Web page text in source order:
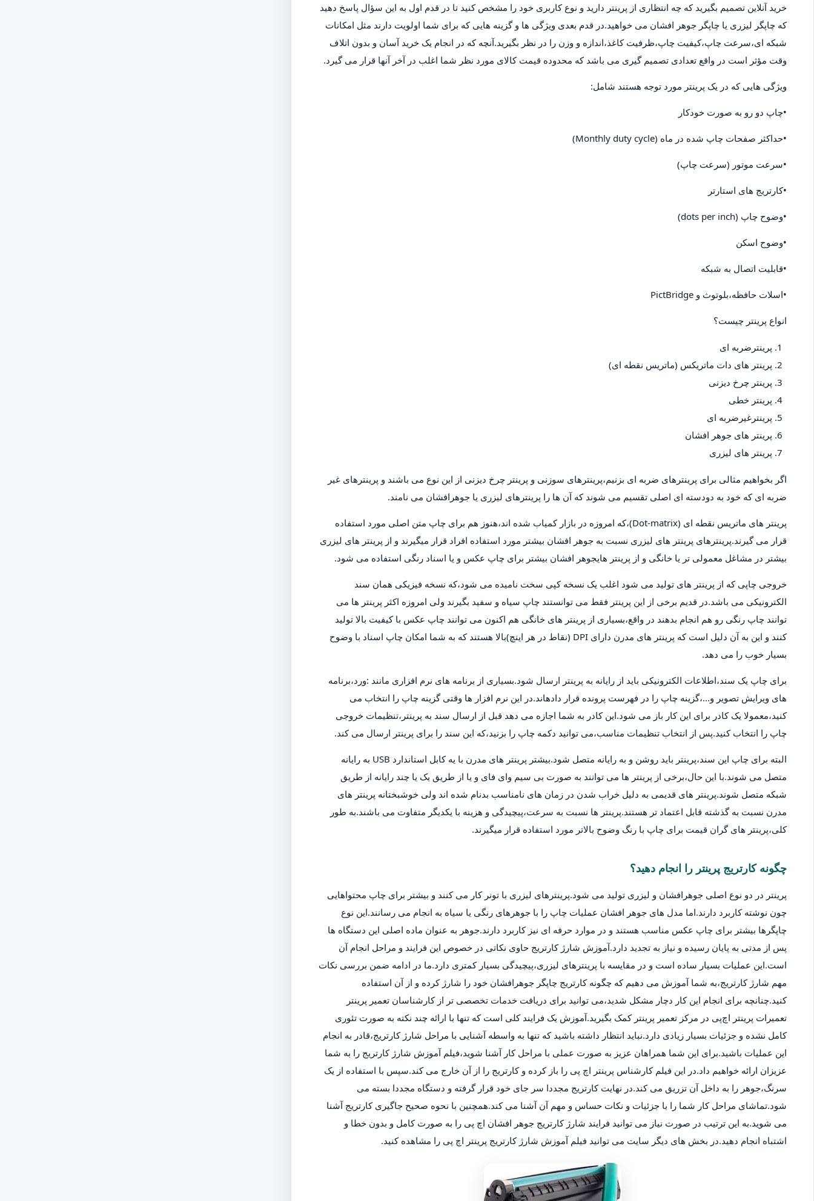
خرید آنلاین تصمیم بگیرید که چه انتظاری از پرینتر دارید و نوع کاربری خود را مشخص کنید تا در قدم اول به این سؤال پاسخ دهید
که چاپگر لیزری یا چاپگر جوهر افشان می خواهید.در قدم بعدی ویژگی ها و گزینه هایی که برای شما اولویت دارند مثل امکانات
شبکه ای،سرعت چاپ،کیفیت چاپ،ظرفیت کاغذ،اندازه و وزن را در نظر بگیرید.آنچه که در انجام یک خرید آسان و بدون اتلاف
وقت مؤثر است در واقع تعدادی تصمیم گیری می باشد که محدوده قیمت کالای مورد نظر شما اغلب در آخر آنها قرار می گیرد.
ویژگی هایی که در یک پرینتر مورد توجه هستند شامل:
•چاپ دو رو به صورت خودکار
•حداکثر صفحات چاپ شده در ماه (Monthly duty cycle)
•سرعت موتور (سرعت چاپ)
•کارتریج های استارتر
•وضوح چاپ (dots per inch)
•وضوح اسکن
•قابلیت اتصال به شبکه
•اسلات حافظه،بلوتوث و PictBridge
انواع پرینتر چیست؟
پرینترضربه ای
پرینتر های دات ماتریکس (ماتریس نقطه ای)
پرینتر چرخ دیزنی
پرینتر خطی
پرینترغیرضربه ای
پرینتر های جوهر افشان
پرینتر های لیزری
اگر بخواهیم مثالی برای پرینترهای ضربه ای بزنیم،پرینترهای سوزنی و پرینتر چرخ دیزنی از این نوع می باشند و پرینترهای غیر
ضربه ای که خود به دودسته ای اصلی تقسیم می شوند که آن ها را پرینترهای لیزری یا جوهرافشان می نامند.
پرینتر های ماتریس نقطه ای (Dot-matrix)،که امروزه در بازار کمیاب شده اند،هنوز هم برای چاپ متن اصلی مورد استفاده
قرار می گیرند.پرینترهای پرینتر های لیزری نسبت به جوهر افشان بیشتر مورد استفاده افراد قرار میگیرند و از پرینتر های لیزری
بیشتر در مشاغل معمولی تر یا خانگی و از پرینتر هایجوهر افشان بیشتر برای چاپ عکس و یا اسناد رنگی استفاده می شود.
خروجی چاپی که از پرینتر های تولید می شود اغلب یک نسخه کپی سخت نامیده می شود،که نسخه فیزیکی همان سند
الکترونیکی می باشد.در قدیم برخی از این پرینتر فقط می توانستند چاپ سیاه و سفید بگیرند ولی امروزه اکثر پرینتر ها می
توانند چاپ رنگی رو هم انجام بدهند در واقع،بسیاری از پرینتر های خانگی هم اکنون می توانند چاپ عکس با کیفیت بالا تولید
کنند و این به آن دلیل است که پرینتر های مدرن دارای DPI (نقاط در هر اینچ)بالا هستند که به شما امکان چاپ اسناد با وضوح
بسیار خوب را می دهد.
برای چاپ یک سند،اطلاعات الکترونیکی باید از رایانه به پرینتر ارسال شود.بسیاری از برنامه های نرم افزاری مانند :ورد،برنامه
های ویرایش تصویر و...،گزینه چاپ را در فهرست پرونده قرار دادهاند.در این نرم افزار ها وقتی گزینه چاپ را انتخاب می
کنید،معمولا یک کادر برای این کار باز می شود.این کادر به شما اجازه می دهد قبل از ارسال سند به پرینتر،تنظیمات خروجی
چاپ را انتخاب کنید.پس از انتخاب تنظیمات مناسب،می توانید دکمه چاپ را بزنید،که این سند را برای پرینتر ارسال می کند.
البته برای چاپ این سند،پرینتر باید روشن و به رایانه متصل شود.بیشتر پرینتر های مدرن با یه کابل استاندارد USB به رایانه
متصل می شوند.با این حال،برخی از پرینتر ها می توانند به صورت بی سیم وای فای و یا از طریق یک یا چند رایانه از طریق
شبکه متصل شوند.پرینتر های قدیمی به دلیل خراب شدن در زمان های نامناسب بدنام شده اند ولی خوشبختانه پرینتر های
مدرن نسبت به گذشته قابل اعتماد تر هستند.پرینتر ها نسبت به سرعت،پیچیدگی و هزینه با یکدیگر متفاوت می باشند.به طور
کلی،پرینتر های گران قیمت برای چاپ با رنگ وضوح بالاتر مورد استفاده قرار میگیرند.
چگونه کارتریج پرینتر را انجام دهید؟
پرینتر در دو نوع اصلی جوهرافشان و لیزری تولید می شود.پرینترهای لیزری با تونر کار می کنند و بیشتر برای چاپ محتواهایی
چون نوشته کاربرد دارند.اما مدل های جوهر افشان عملیات چاپ را با جوهرهای رنگی یا سیاه به انجام می رسانند.این نوع
چاپگرها بیشتر برای چاپ عکس مناسب هستند و در موارد حرفه ای نیز کاربرد دارند.جوهر به عنوان ماده اصلی این دستگاه ها
پس از مدتی به پایان رسیده و نیاز به تجدید دارد.آموزش شارژ کارتریج حاوی نکاتی در خصوص این فرایند و مراحل انجام آن
است.این عملیات بسیار ساده است و در مقایسه با پرینترهای لیزری،پیچیدگی بسیار کمتری دارد.ما در ادامه ضمن بررسی نکات
مهم شارژ کارتریج،به شما آموزش می دهیم که چگونه کارتریج چاپگر جوهرافشان خود را شارژ کرده و از آن استفاده
کنید.چنانچه برای انجام این کار دچار مشکل شدید،می توانید برای دریافت خدمات تخصصی تر از کارشناسان تعمیر پرینتر
تعمیرات پرینتر اچ‌پی در مرکز تعمیر پرینتر کمک بگیرید.آموزش یک فرایند کلی است که تنها با ارائه چند نکته به صورت تئوری
کامل نشده و جزئیات بسیار زیادی دارد.نباید انتظار داشته باشید که تنها به واسطه آشنایی با مراحل شارژ کارتریج،قادر به انجام
این عملیات باشید.برای این شما همراهان عزیز به صورت عملی با مراحل کار آشنا شوید،فیلم آموزش شارژ کارتریج را به شما
عزیزان ارائه خواهیم داد.در این فیلم کارشناس پرینتر اچ پی را باز کرده و کارتریج را از آن خارج می کند.سپس با استفاده از یک
سرنگ،جوهر را به داخل آن تزریق می کند.در نهایت کارتریج مجددا سر جای خود قرار گرفته و دستگاه مجددا بسته می
شود.تماشای مراحل کار شما را با جزئیات و نکات حساس و مهم آن آشنا می کند.همچنین با نحوه صحیح جاگیری کارتریج آشنا
می شوید.به این ترتیب در صورت نیاز می توانید فرایند شارژ کارتریج جوهر افشان اچ پی را به صورت کامل و بدون خطا و
اشتباه انجام دهید.در بخش های دیگر سایت می توانید فیلم آموزش شارژ کارتریج پرینتر اچ پی را مشاهده کنید.